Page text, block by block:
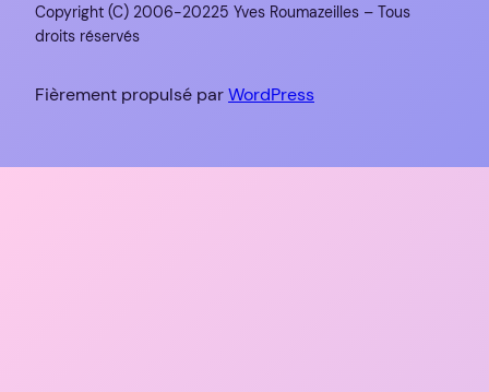
Copyright (C) 2006-20225 Yves Roumazeilles – Tous
droits réservés
Fièrement propulsé parWordPress